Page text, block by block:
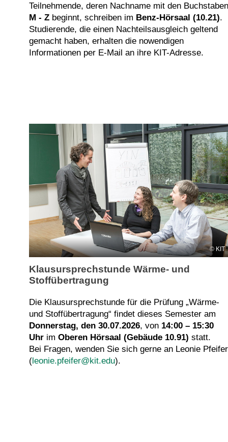
Teilnehmende, deren Nachname mit den Buchstaben
M - Z beginnt, schreiben im Benz-Hörsaal (10.21).
Studierende, die einen Nachteilsausgleich geltend
gemacht haben, erhalten die nowendigen
Informationen per E-Mail an ihre KIT-Adresse.
KIT
Klausursprechstunde Wärme- und
Stoffübertragung
Die Klausursprechstunde für die Prüfung „Wärme-
und Stoffübertragung“ findet dieses Semester am
Donnerstag, den 30.07.2026, von 14:00 – 15:30
Uhr im Oberen Hörsaal (Gebäude 10.91) statt.
Bei Fragen, wenden Sie sich gerne an Leonie Pfeifer
(leonie.pfeifer@kit.edu).